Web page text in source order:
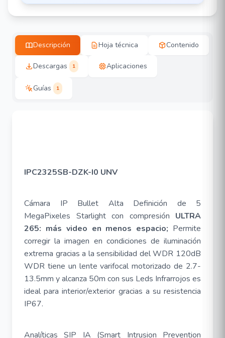
Descripción Hoja técnica Contenido
Descargas 1 Aplicaciones
Guías 1
IPC2325SB-DZK-I0 UNV
Cámara IP Bullet Alta Definición de 5
MegaPixeles Starlight con compresión ULTRA
265: más video en menos espacio; Permite
corregir la imagen en condiciones de iluminación
extrema gracias a la sensibilidad del WDR 120dB
WDR tiene un lente varifocal motorizado de 2.7-
13.5mm y alcanza 50m con sus Leds Infrarrojos es
ideal para interior/exterior gracias a su resistencia
IP67.
Analíticas SIP IA (Smart Intrusion Prevention